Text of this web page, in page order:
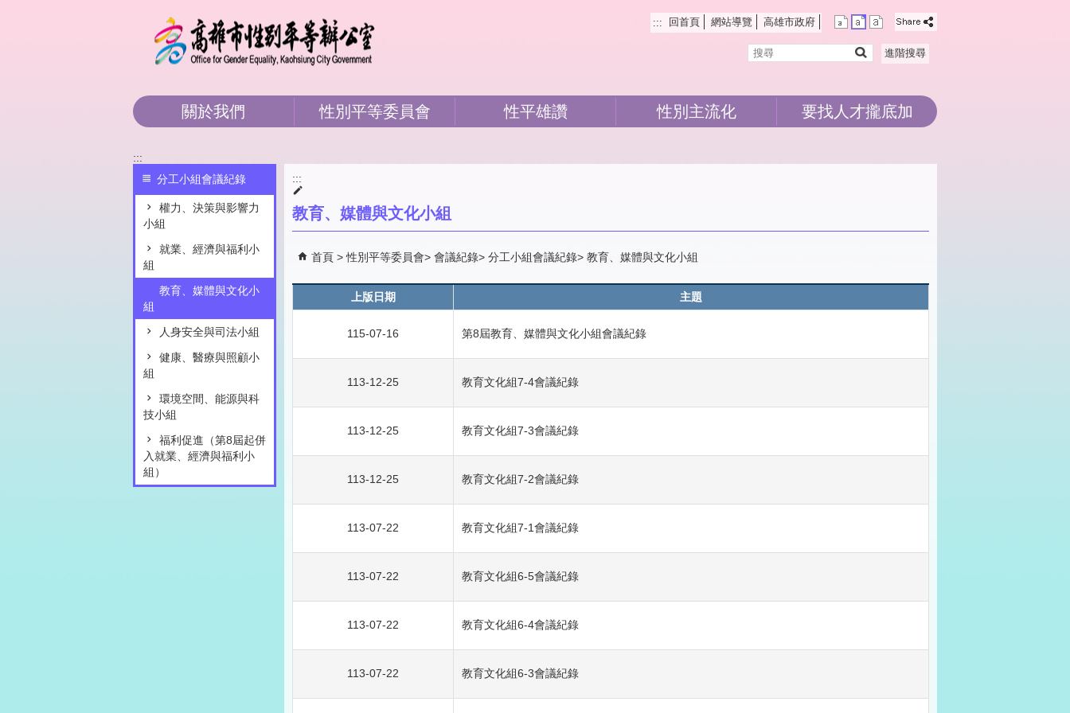
::: 回首頁 網站導覽 高雄市政府
搜
尋
進階搜尋
關於我們 性別平等委員會 性平雄讚 性別主流化 要找人才攏底加
:::
分工小組會議紀錄
權力、決策與影響力
小組
就業、經濟與福利小
組
教育、媒體與文化小
組
人身安全與司法小組
健康、醫療與照顧小
組
環境空間、能源與科
技小組
福利促進（第8屆起併
入就業、經濟與福利小
組）
:::
教育、媒體與文化小組
首頁 性別平等委員會 會議紀錄 分工小組會議紀錄 教育、媒體與文化小組
上版日期 主題
115-07-16 第8屆教育、媒體與文化小組會議紀錄
113-12-25 教育文化組7-4會議紀錄
113-12-25 教育文化組7-3會議紀錄
113-12-25 教育文化組7-2會議紀錄
113-07-22 教育文化組7-1會議紀錄
113-07-22 教育文化組6-5會議紀錄
113-07-22 教育文化組6-4會議紀錄
113-07-22 教育文化組6-3會議紀錄